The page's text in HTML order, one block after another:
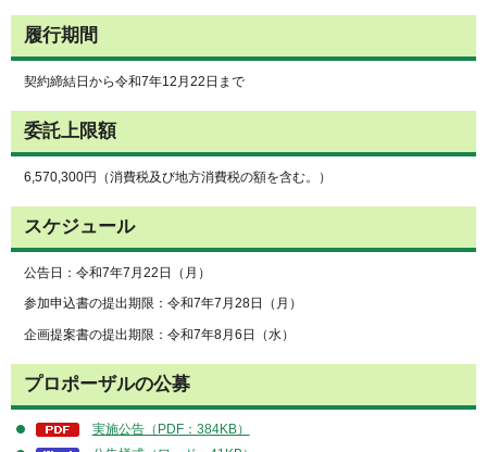
履行期間
契約締結日から令和7年12月22日まで
委託上限額
6,570,300円（消費税及び地方消費税の額を含む。）
スケジュール
公告日：令和7年7月22日（月）
参加申込書の提出期限：令和7年7月28日（月）
企画提案書の提出期限：令和7年8月6日（水）
プロポーザルの公募
実施公告（PDF：384KB）